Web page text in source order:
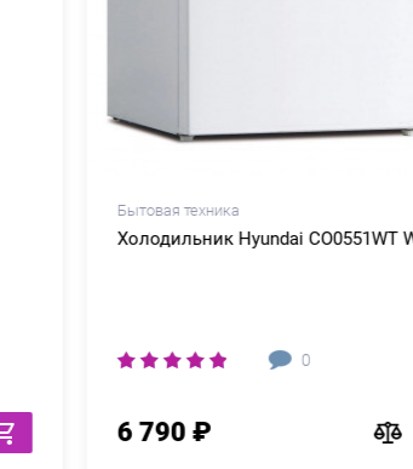
Бытовая техника
Холодильник Hyundai CO0551WT White
0
6 790 ₽